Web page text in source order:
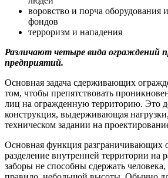
воровство и порча оборудования
фондов
терроризм и нападения
Различают четыре вида ограждений
предприятий.
Основная задача сдерживающих
том, чтобы препятствовать
лиц на огражденную территорию. Это
конструкция, выдерживающая
техническом задании на
Основная функция разграничивающих
разделение внутренней территории на
заборы не способны сдержать